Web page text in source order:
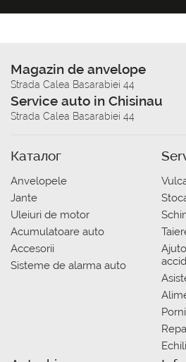
Magazin de anvelope
Strada Calea Basarabiei 44
Service auto in Chisinau
Strada Calea Basarabiei 44
Каталог
Anvelopele
Jante
Uleiuri de motor
Acumulatoare auto
Accesorii
Sisteme de alarma auto